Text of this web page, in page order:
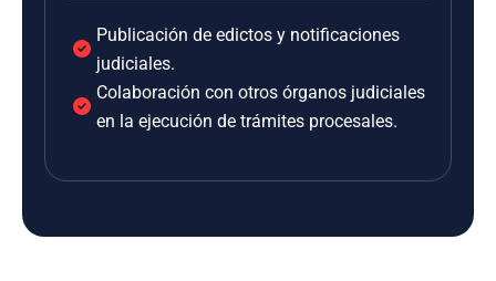
Publicación de edictos y notificaciones
judiciales.
Colaboración con otros órganos judiciales
en la ejecución de trámites procesales.